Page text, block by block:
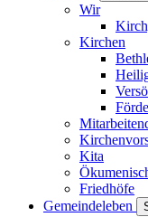
Wir
Kirchen
Kita
Friedhöfe
Gemeindeleben